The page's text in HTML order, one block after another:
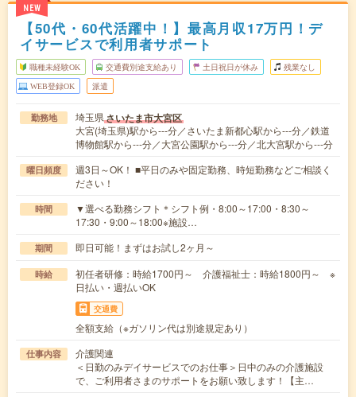
NEW
【50代・60代活躍中！】最高月収17万円！デ
イサービスで利用者サポート
職種未経験OK 交通費別途支給あり 土日祝日が休み 残業なし
WEB登録OK 派遣
勤務地 埼玉県さいたま市大宮区
大宮(埼玉県)駅から---分／さいたま新都心駅から---分／鉄道
博物館駅から---分／大宮公園駅から---分／北大宮駅から---分
曜日頻度
週3日～OK！ ■平日のみや固定勤務、時短勤務などご相談く
ださい！
時間
▼選べる勤務シフト＊シフト例・8:00～17:00・8:30～
17:30・9:00～18:00※施設…
期間 即日可能！まずはお試し2ヶ月～
時給
初任者研修：時給1700円～ 介護福祉士：時給1800円～ ※
日払い・週払いOK
交通費
全額支給（※ガソリン代は別途規定あり）
仕事内容
介護関連
＜日勤のみデイサービスでのお仕事＞日中のみの介護施設
で、ご利用者さまのサポートをお願い致します！【主…